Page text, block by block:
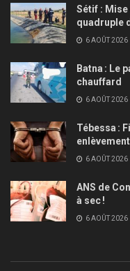
Sétif : Mise
quadruple
6 AOÛT 2026
Batna : Le
chauffard
6 AOÛT 2026
Tébessa :
enlèvement
6 AOÛT 2026
ANS de
à sec !
6 AOÛT 2026